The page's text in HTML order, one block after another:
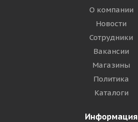
О компании
Новости
Сотрудники
Вакансии
Магазины
Политика
Каталоги
Информация